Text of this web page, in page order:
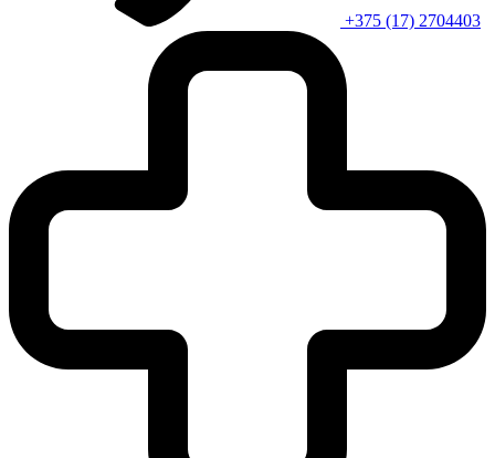
+375 (17) 2704403